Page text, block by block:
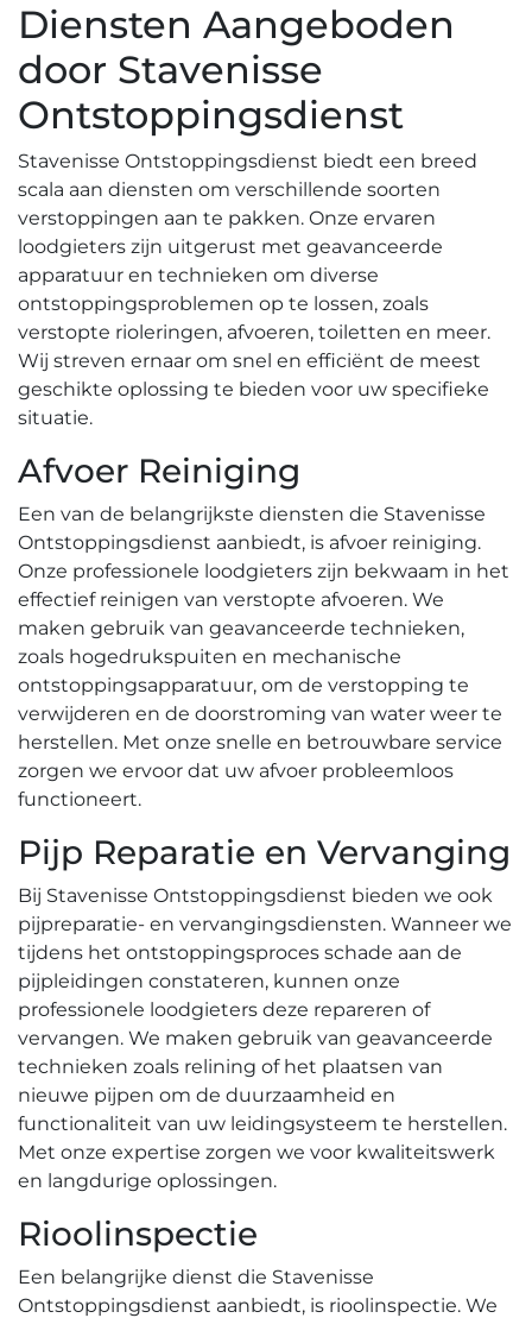
Diensten Aangeboden
door Stavenisse
Ontstoppingsdienst
Stavenisse Ontstoppingsdienst biedt een breed
scala aan diensten om verschillende soorten
verstoppingen aan te pakken.​ Onze ervaren
loodgieters zijn uitgerust met geavanceerde
apparatuur en technieken om diverse
ontstoppingsproblemen op te lossen, zoals
verstopte rioleringen, afvoeren, toiletten en meer.​
Wij streven ernaar om snel en efficiënt de meest
geschikte oplossing te bieden voor uw specifieke
situatie.​
Afvoer Reiniging
Een van de belangrijkste diensten die Stavenisse
Ontstoppingsdienst aanbiedt, is afvoer reiniging.
Onze professionele loodgieters zijn bekwaam in het
effectief reinigen van verstopte afvoeren.​ We
maken gebruik van geavanceerde technieken,
zoals hogedrukspuiten en mechanische
ontstoppingsapparatuur, om de verstopping te
verwijderen en de doorstroming van water weer te
herstellen.​ Met onze snelle en betrouwbare service
zorgen we ervoor dat uw afvoer probleemloos
functioneert.
Pijp Reparatie en Vervanging
Bij Stavenisse Ontstoppingsdienst bieden we ook
pijpreparatie- en vervangingsdiensten.​ Wanneer we
tijdens het ontstoppingsproces schade aan de
pijpleidingen constateren, kunnen onze
professionele loodgieters deze repareren of
vervangen.​ We maken gebruik van geavanceerde
technieken zoals relining of het plaatsen van
nieuwe pijpen om de duurzaamheid en
functionaliteit van uw leidingsysteem te herstellen.
Met onze expertise zorgen we voor kwaliteitswerk
en langdurige oplossingen.​
Rioolinspectie
Een belangrijke dienst die Stavenisse
Ontstoppingsdienst aanbiedt, is rioolinspectie. We